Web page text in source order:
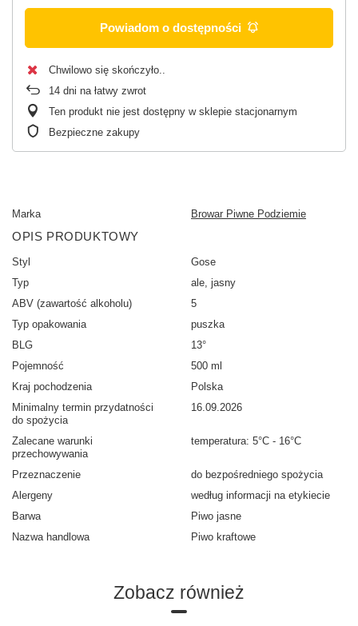
Powiadom o dostępności
Chwilowo się skończyło.
14 dni na łatwy zwrot
Ten produkt nie jest dostępny w sklepie stacjonarnym
Bezpieczne zakupy
Marka Browar Piwne Podziemie
OPIS PRODUKTOWY
Styl
Gose
Typ
ale, jasny
ABV (zawartość alkoholu)
5
Typ opakowania
puszka
BLG
13°
Pojemność
500 ml
Kraj pochodzenia
Polska
Minimalny termin przydatności
do spożycia
16.09.2026
Zalecane warunki
przechowywania
temperatura: 5°C - 16°C
Przeznaczenie
do bezpośredniego spożycia
Alergeny
według informacji na etykiecie
Barwa
Piwo jasne
Nazwa handlowa
Piwo kraftowe
Zobacz również